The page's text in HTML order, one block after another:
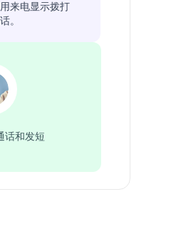
来电显示拨打
。
话和发短